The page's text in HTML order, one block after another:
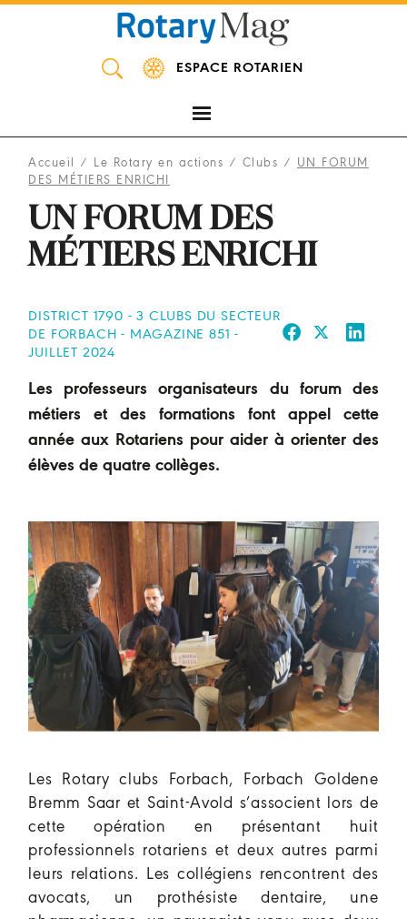
ESPACE ROTARIEN
Accueil / Le Rotary en actions / Clubs / UN FORUM
DES MÉTIERS ENRICHI
UN FORUM DES
MÉTIERS ENRICHI
DISTRICT 1790 - 3 CLUBS DU SECTEUR
DE FORBACH - MAGAZINE 851 -
JUILLET 2024
Les professeurs organisateurs du forum des
métiers et des formations font appel cette
année aux Rotariens pour aider à orienter des
élèves de quatre collèges.
Les Rotary clubs Forbach, Forbach Goldene
Bremm Saar et Saint-Avold s’associent lors de
cette opération en présentant huit
professionnels rotariens et deux autres parmi
leurs relations. Les collégiens rencontrent des
avocats, un prothésiste dentaire, une
Panneau de gestion des cookies